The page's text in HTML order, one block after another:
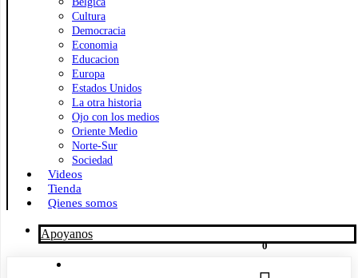
Cultura
Democracia
Economia
Educacion
Europa
Estados Unidos
La otra historia
Ojo con los medios
Oriente Medio
Norte-Sur
Sociedad
Videos
Tienda
Qienes somos
Apoyanos
0